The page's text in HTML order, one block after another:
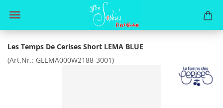
Les Temps De Cerises Short LEMA BLUE
(Art.Nr.: GLEMA000W2188-3001)